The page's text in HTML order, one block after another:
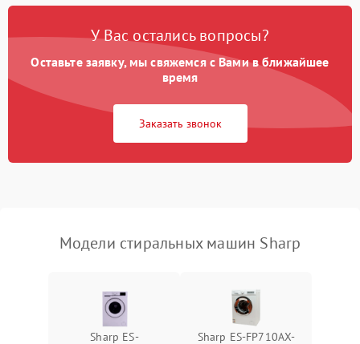
Замена платы управления 2200 ₽ Подробнее →
У Вас остались вопросы?
Оставьте заявку, мы свяжемся с Вами в ближайшее
время
Заказать звонок
Модели стиральных машин Sharp
Sharp ES-
Sharp ES-FP710AX-